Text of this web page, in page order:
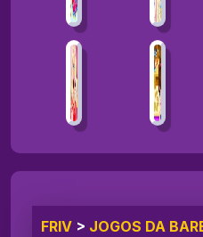
FRIV > JOGOS DA